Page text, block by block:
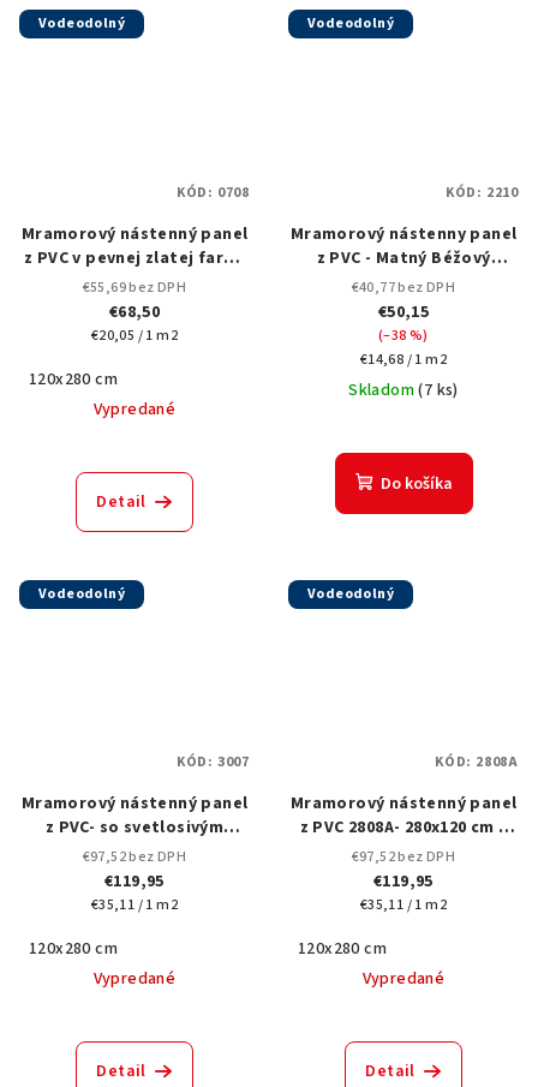
Vodeodolný
Mramorový nástenný panel
z PVC v pevnej zlatej farbe
s hladkým, embosovaným
povrchom, 0708-120x280 cm
€55,69 bez DPH
€68,50
Jednotková
€20,05 / 1 m2
120x280 cm
Vypredané
Detail
KÓD: 0708
Vodeodolný
Mramorový nástenny panel
z PVC - Matný Béžový
Mramor s Teplým
Podtónom (2210)
€40,77 bez DPH
€50,15
(–38 %)
Jednotková
cena:
€14,68 / 1 m2
Skladom(7 ks)
Do košíka
KÓD: 2210
Vodeodolný
Mramorový nástenný panel
z PVC- so svetlosivým
mramorovým dizajnom a
tmavým žilkovaním-3007-
120x280 cm
€97,52 bez DPH
€119,95
Jednotková
€35,11 / 1 m2
120x280 cm
Vypredané
Detail
KÓD: 3007
Vodeodolný
Mramorový nástenný panel
z PVC 2808A- 280x120 cm s
elegantným hnedo-sivým
búrkovým vzorom
€97,52 bez DPH
€119,95
Jednotková
€35,11 / 1 m2
120x280 cm
Vypredané
Detail
KÓD: 2808A